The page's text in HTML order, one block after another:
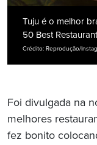
Tuju é o melhor
50 Best
Crédito: Reprodução/
Foi divulgada na
melhores
fez bonito